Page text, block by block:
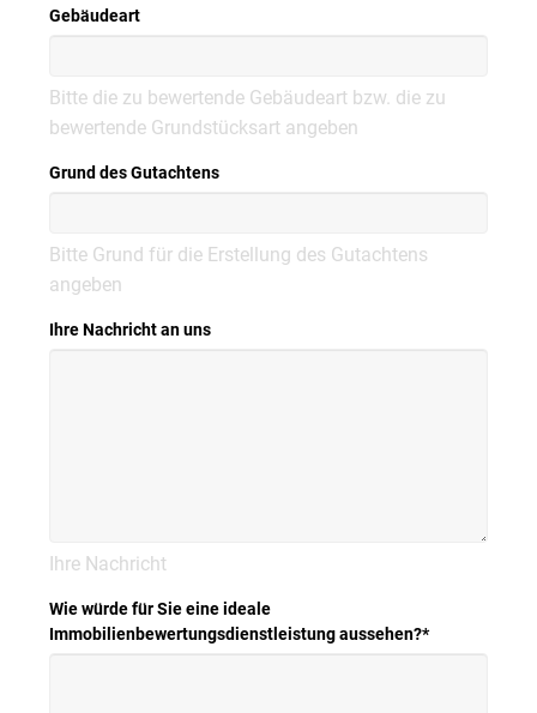
Gebäudeart
Bitte die zu bewertende Gebäudeart bzw. die zu
bewertende Grundstücksart angeben
Grund des Gutachtens
Bitte Grund für die Erstellung des Gutachtens
angeben
Ihre Nachricht an uns
Ihre Nachricht
Wie würde für Sie eine ideale
Immobilienbewertungsdienstleistung aussehen?*